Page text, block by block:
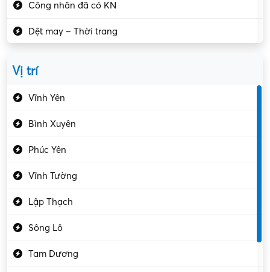
Công nhân đã có KN
Dệt may – Thời trang
Vị trí
Vĩnh Yên
Bình Xuyên
Phúc Yên
Vĩnh Tường
Lập Thạch
Sông Lô
Tam Dương